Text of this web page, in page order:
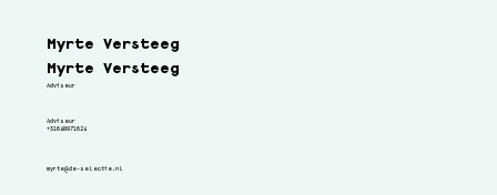
Myrte Versteeg
Adviseur
Adviseur
Myrte Versteeg
myrte@de-selectie.nl
+31640971624